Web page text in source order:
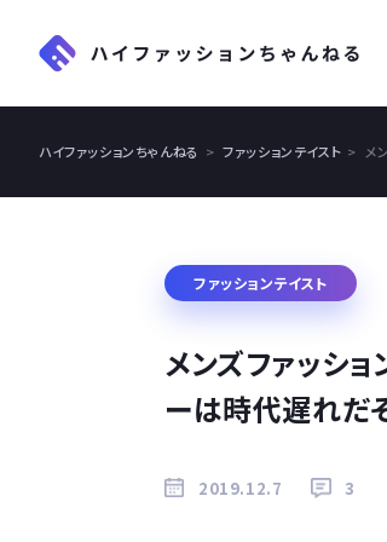
ハイファッションちゃんねる ファッションテイスト メ
ファッションテイスト
メンズファッシ
ーは時代遅れだ
2019.12.7 3